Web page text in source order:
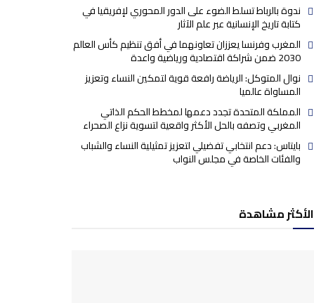
ندوة بالرباط تسلط الضوء على الدور المحوري لإفريقيا في
كتابة تاريخ الإنسانية عبر علم الآثار
المغرب وفرنسا يعززان تعاونهما في أفق تنظيم كأس العالم
2030 ضمن شراكة اقتصادية ورياضية واعدة
نوال المتوكل: الرياضة رافعة قوية لتمكين النساء وتعزيز
المساواة عالميا
المملكة المتحدة تجدد دعمها لمخطط الحكم الذاتي
المغربي وتصفه بالحل الأكثر واقعية لتسوية نزاع الصحراء
بايتاس: دعم انتخابي تفضيلي لتعزيز تمثيلية النساء والشباب
والفئات الخاصة في مجلس النواب
الأكثر مشاهدة